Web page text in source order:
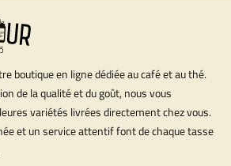
boutique en ligne dédiée au café et au thé.
de la qualité et du goût, nous vous
variétés livrées directement chez vous.
et un service attentif font de chaque tasse